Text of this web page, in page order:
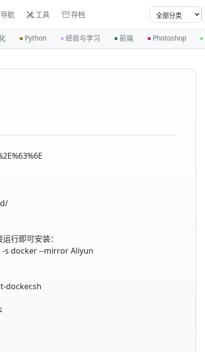
航 工具 存档
Python 经验与学习 前端 Photoshop
行即可安装：
s docker --mirror Aliyun
docker.sh